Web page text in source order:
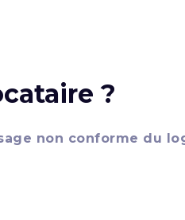
?
non conforme du